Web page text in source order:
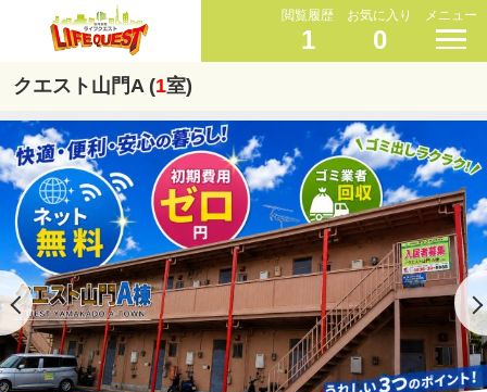
閲覧履歴
1
お気に入り
0
メニュー
クエスト山門A (1室)